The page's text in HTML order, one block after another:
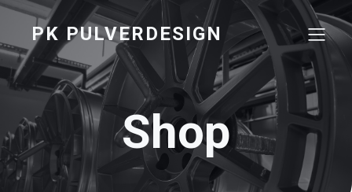
PK PULVERDESIGN
Shop